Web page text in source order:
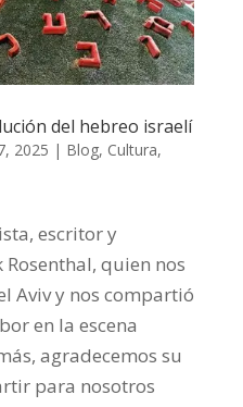
del hebreo israelí
2025 | Blog, Cultura,
escritor y
quien nos
Aviv y nos compartió
en la escena
agradecemos su
para nosotros